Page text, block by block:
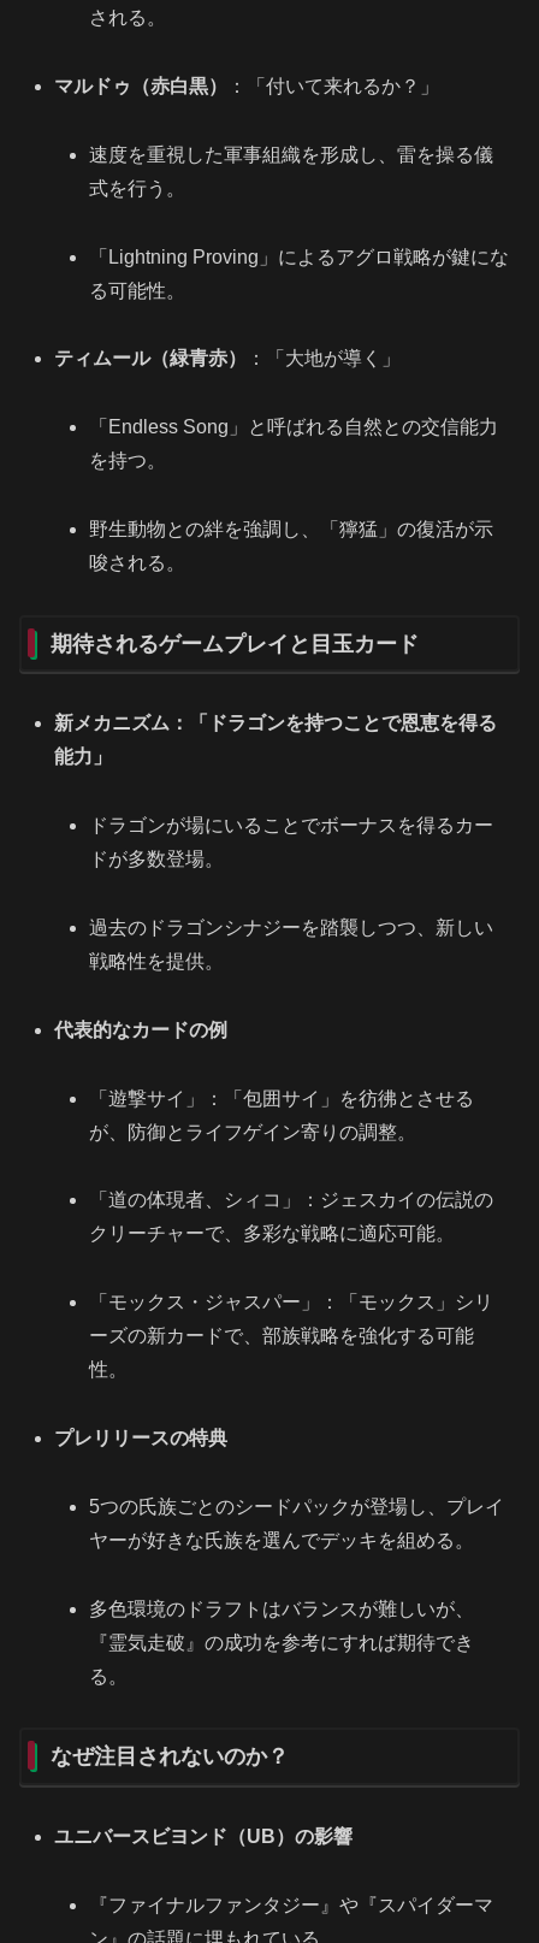
される。
マルドゥ（赤白黒） ：「付いて来れるか？」
速度を重視した軍事組織を形成し、雷を操る儀
式を行う。
「Lightning Proving」によるアグロ戦略が鍵にな
る可能性。
ティムール（緑青赤） ：「大地が導く」
「Endless Song」と呼ばれる自然との交信能力
を持つ。
野生動物との絆を強調し、「獰猛」の復活が示
唆される。
期待されるゲームプレイと目玉カード
新メカニズム：「ドラゴンを持つことで恩恵を得る
能力」
ドラゴンが場にいることでボーナスを得るカー
ドが多数登場。
過去のドラゴンシナジーを踏襲しつつ、新しい
戦略性を提供。
代表的なカードの例
「遊撃サイ」：「包囲サイ」を彷彿とさせる
が、防御とライフゲイン寄りの調整。
「道の体現者、シィコ」：ジェスカイの伝説の
クリーチャーで、多彩な戦略に適応可能。
「モックス・ジャスパー」：「モックス」シリ
ーズの新カードで、部族戦略を強化する可能
性。
プレリリースの特典
5つの氏族ごとのシードパックが登場し、プレイ
ヤーが好きな氏族を選んでデッキを組める。
多色環境のドラフトはバランスが難しいが、
『霊気走破』の成功を参考にすれば期待でき
る。
なぜ注目されないのか？
ユニバースビヨンド（UB）の影響
『ファイナルファンタジー』や『スパイダーマ
ン』の話題に埋もれている。